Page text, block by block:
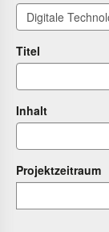
Titel
Inhalt
Projektzeitraum
von